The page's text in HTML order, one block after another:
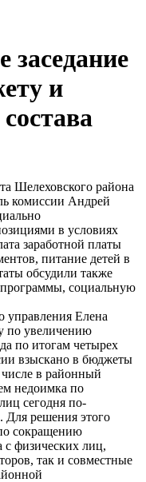
заседание
и
Шелеховского района
комиссии Андрей
в условиях
заработной платы
питание детей в
обсудили также
социальную
управления Елена
по увеличению
по итогам четырех
взыскано в бюджеты
в районный
недоимка по
сегодня по-
Для решения этого
сокращению
с физических лиц,
так и совместные